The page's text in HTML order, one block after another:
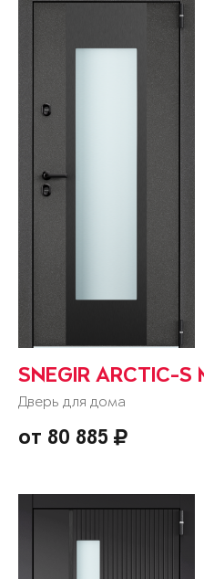
SNEGIR ARCTIC-S
Дверь для дома
от 80 885